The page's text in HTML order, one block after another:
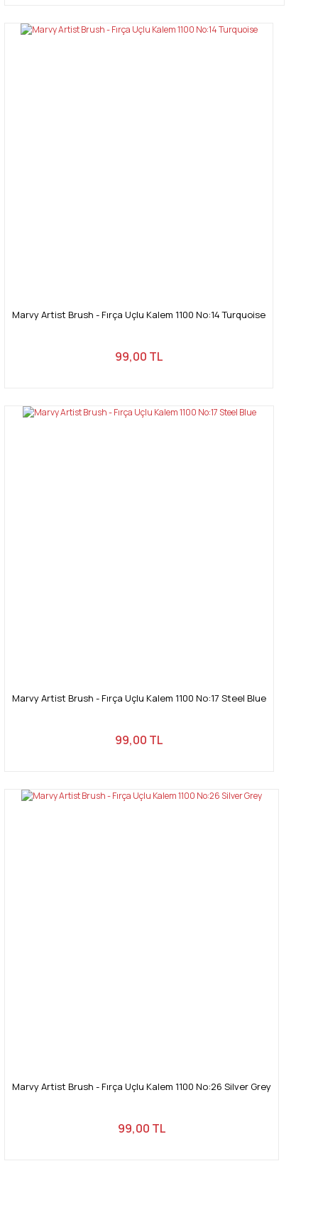
Marvy Artist Brush - Fırça Uçlu Kalem 1100 No:14 Turquoise
99,00 TL
Marvy Artist Brush - Fırça Uçlu Kalem 1100 No:17 Steel Blue
99,00 TL
Marvy Artist Brush - Fırça Uçlu Kalem 1100 No:26 Silver Grey
99,00 TL